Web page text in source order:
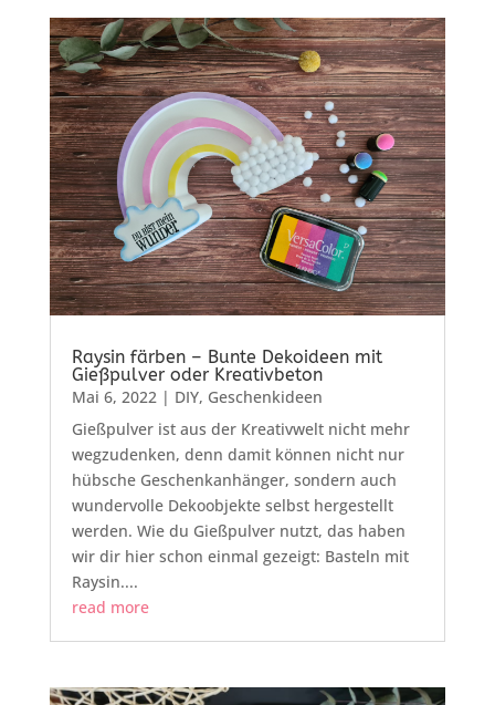
Raysin färben – Bunte Dekoideen mit
Gießpulver oder Kreativbeton
Mai 6, 2022| DIY, Geschenkideen
Gießpulver ist aus der Kreativwelt nicht mehr
wegzudenken, denn damit können nicht nur
hübsche Geschenkanhänger, sondern auch
wundervolle Dekoobjekte selbst hergestellt
werden. Wie du Gießpulver nutzt, das haben
wir dir hier schon einmal gezeigt: Basteln mit
Raysin....
read more